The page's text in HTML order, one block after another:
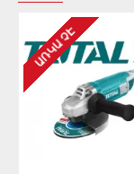
ԱՌԿԱ ՉԷ